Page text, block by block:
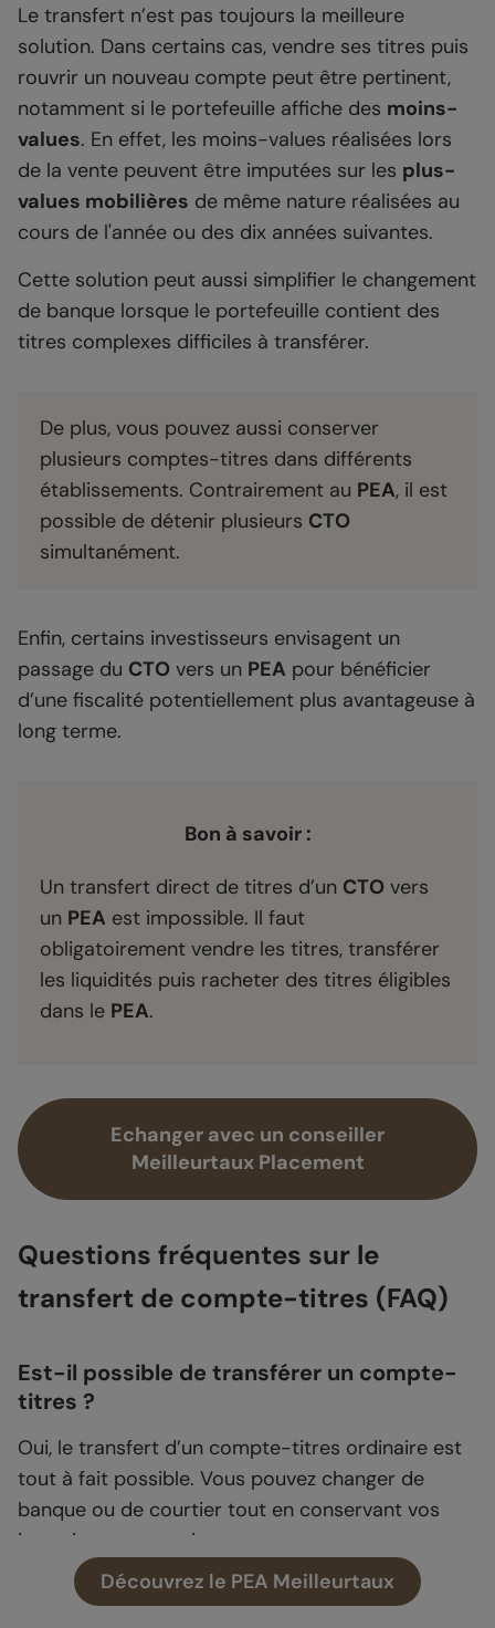
Le transfert n’est pas toujours la meilleure
solution. Dans certains cas, vendre ses titres puis
rouvrir un nouveau compte peut être pertinent,
notamment si le portefeuille affiche des moins-
values. En effet, les moins-values réalisées lors
de la vente peuvent être imputées sur les plus-
values mobilières de même nature réalisées au
cours de l'année ou des dix années suivantes.
Cette solution peut aussi simplifier le changement
de banque lorsque le portefeuille contient des
titres complexes difficiles à transférer.
De plus, vous pouvez aussi conserver
plusieurs comptes-titres dans différents
établissements. Contrairement au PEA, il est
possible de détenir plusieurs CTO
simultanément.
Enfin, certains investisseurs envisagent un
passage du CTO vers un PEA pour bénéficier
d’une fiscalité potentiellement plus avantageuse à
long terme.
Bon à savoir :
Un transfert direct de titres d’un CTO vers
un PEA est impossible. Il faut
obligatoirement vendre les titres, transférer
les liquidités puis racheter des titres éligibles
dans le PEA.
Echanger avec un conseiller
Meilleurtaux Placement
Questions fréquentes sur le
transfert de compte-titres (FAQ)
Est-il possible de transférer un compte-
titres ?
Oui, le transfert d’un compte-titres ordinaire est
tout à fait possible. Vous pouvez changer de
banque ou de courtier tout en conservant vos
investissements existants.
Quels sont les frais de transfert de titres ?
Découvrez le PEA Meilleurtaux